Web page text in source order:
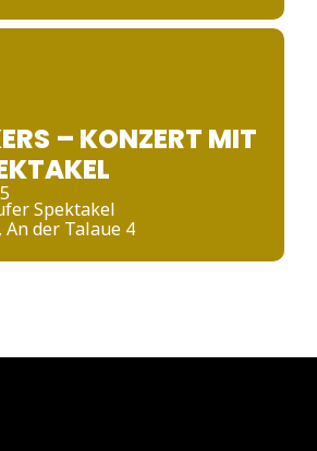
– KONZERT MIT
Spektakel
, An der Talaue 4